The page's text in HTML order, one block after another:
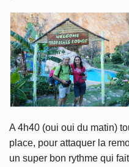
A 4h40 (oui oui du matin)
place, pour attaquer la
un super bon rythme qui